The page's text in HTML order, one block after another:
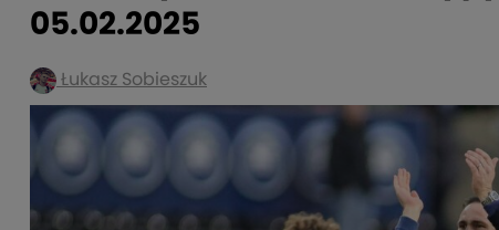
05.02.2025
Łukasz Sobieszuk